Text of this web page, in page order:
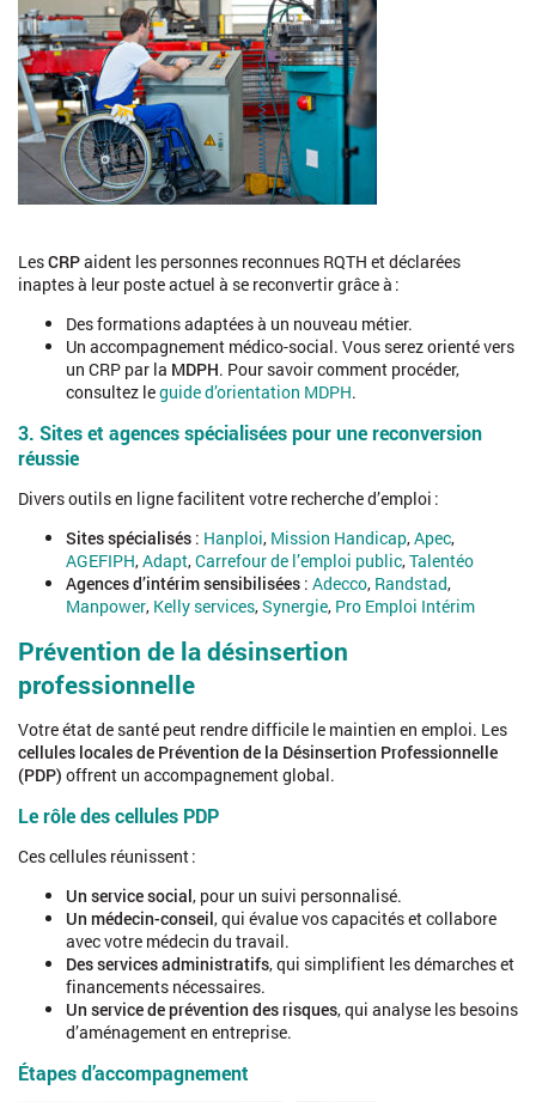
LesCRPaident les personnes reconnues RQTH et déclarées
inaptes à leur poste actuel à se reconvertir grâce à :
Des formations adaptées à un nouveau métier.
Un accompagnement médico-social. Vous serez orienté vers
un CRP par la MDPH. Pour savoir comment procéder,
consultez leguide d’orientation MDPH.
3. Sites et agences spécialisées pour une reconversion
réussie
Divers outils en ligne facilitent votre recherche d’emploi :
Sites spécialisés : Hanploi, Mission Handicap,Apec,
AGEFIPH,Adapt,Carrefour de l’emploi public,Talentéo
Agences d’intérim sensibilisées : Adecco, Randstad,
Manpower, Kelly services,Synergie, Pro Emploi Intérim
Prévention de la désinsertion
professionnelle
Votre état de santé peut rendre difficile le maintien en emploi. Les
cellules locales de Prévention de la Désinsertion Professionnelle
(PDP) offrent un accompagnement global.
Le rôle des cellules PDP
Ces cellules réunissent :
Un service social, pour un suivi personnalisé.
Un médecin-conseil, qui évalue vos capacités et collabore
avec votre médecin du travail.
Des services administratifs, qui simplifient les démarches et
financements nécessaires.
Un service de prévention des risques, qui analyse les besoins
d’aménagement en entreprise.
Étapes d’accompagnement